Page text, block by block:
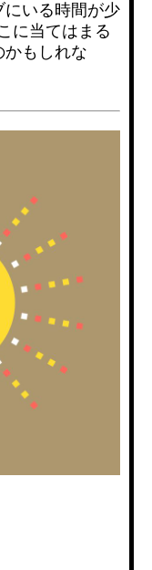
にいる時間が少
に当てはまる
かもしれな